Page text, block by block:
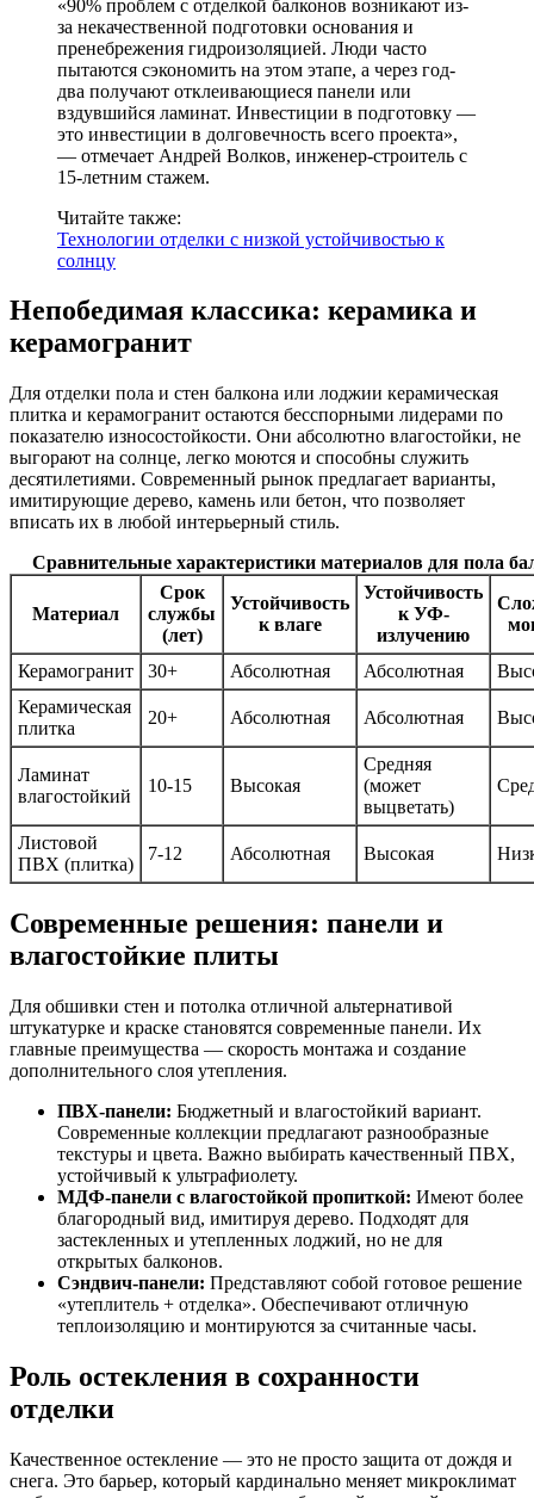
«90% проблем с отделкой балконов возникают из-
за некачественной подготовки основания и
пренебрежения гидроизоляцией. Люди часто
пытаются сэкономить на этом этапе, а через год-
два получают отклеивающиеся панели или
вздувшийся ламинат. Инвестиции в подготовку —
это инвестиции в долговечность всего проекта»,
— отмечает Андрей Волков, инженер-строитель с
15-летним стажем.
Читайте также:
Технологии отделки с низкой устойчивостью к
солнцу
Непобедимая классика: керамика и
керамогранит
Для отделки пола и стен балкона или лоджии керамическая
плитка и керамогранит остаются бесспорными лидерами по
показателю износостойкости. Они абсолютно влагостойки, не
выгорают на солнце, легко моются и способны служить
десятилетиями. Современный рынок предлагает варианты,
имитирующие дерево, камень или бетон, что позволяет
вписать их в любой интерьерный стиль.
Сравнительные характеристики материалов для пола
Материал
Срок
службы
(лет)
Устойчивость
к влаге
Устойчивость
к УФ-
излучению
Керамогранит 30+ Абсолютная Абсолютная
Керамическая
плитка
20+ Абсолютная Абсолютная
Ламинат
влагостойкий
10-15 Высокая
Средняя
(может
выцветать)
Листовой
ПВХ (плитка)
7-12 Абсолютная Высокая
Современные решения: панели и
влагостойкие плиты
Для обшивки стен и потолка отличной альтернативой
штукатурке и краске становятся современные панели. Их
главные преимущества — скорость монтажа и создание
дополнительного слоя утепления.
ПВХ-панели: Бюджетный и влагостойкий вариант.
Современные коллекции предлагают разнообразные
текстуры и цвета. Важно выбирать качественный ПВХ,
устойчивый к ультрафиолету.
МДФ-панели с влагостойкой пропиткой: Имеют более
благородный вид, имитируя дерево. Подходят для
застекленных и утепленных лоджий, но не для
открытых балконов.
Сэндвич-панели: Представляют собой готовое решение
«утеплитель + отделка». Обеспечивают отличную
теплоизоляцию и монтируются за считанные часы.
Роль остекления в сохранности
отделки
Качественное остекление — это не просто защита от дождя и
снега. Это барьер, который кардинально меняет микроклимат